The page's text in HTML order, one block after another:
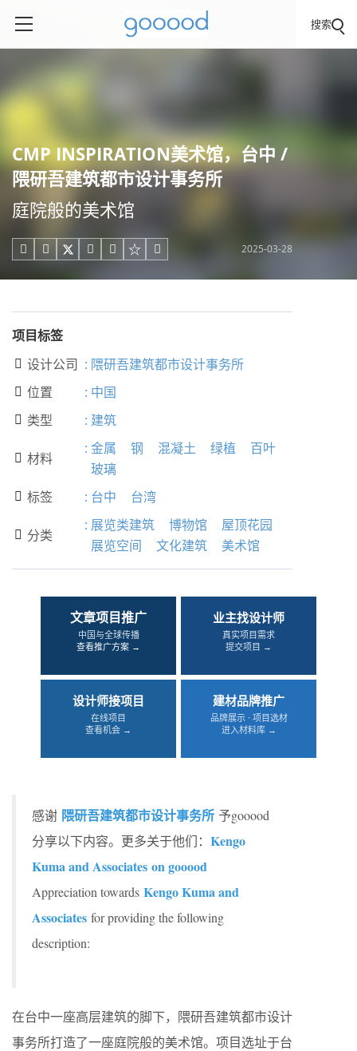
搜索
CMP INSPIRATION美术馆，台中 /
隈研吾建筑都市设计事务所
庭院般的美术馆
     2025-03-28
项目标签
 设计公司 : 隈研吾建筑都市设计事务所
 位置 : 中国
 类型 : 建筑
 材料
: 金属 钢 混凝土 绿植
百叶
玻璃
 标签 : 台中 台湾
 分类
: 展览类建筑 博物馆
屋顶花园
展览空间
文化建筑 美术馆
文章项目推广
中国与全球传播
查看推广方案 →
业主找设计师
真实项目需求
提交项目 →
设计师接项目
在线项目
查看机会 →
建材品牌推广
品牌展示 · 项目选材
进入材料库 →
感谢 隈研吾建筑都市设计事务所 予gooood
分享以下内容。更多关于他们： Kengo
Kuma and Associates on gooood
Appreciation towards Kengo Kuma and
Associates for providing the following
description:
在台中一座高层建筑的脚下，隈研吾建筑都市设计
事务所打造了一座庭院般的美术馆。项目选址于台